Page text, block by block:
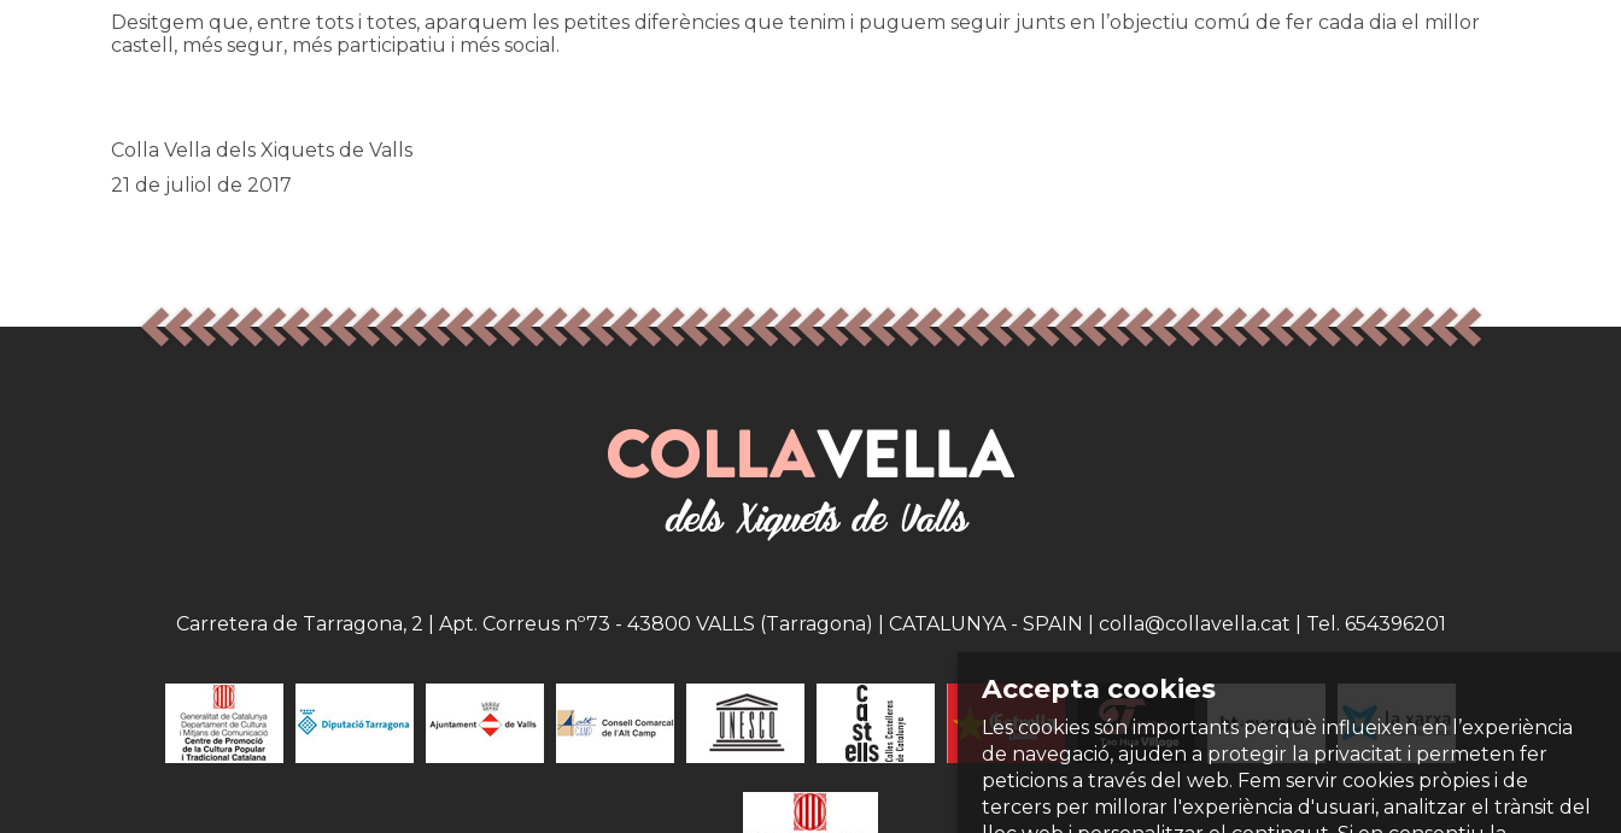
Desitgem que, entre tots i totes, aparquem les petites diferències que tenim i puguem seguir junts en l’objectiu comú de fer cada dia el millor
castell, més segur, més participatiu i més social.
Colla Vella dels Xiquets de Valls
21 de juliol de 2017
Accepta cookies
Les cookies són importants perquè influeixen en l’experiència
de navegació, ajuden a protegir la privacitat i permeten fer
peticions a través del web. Fem servir cookies pròpies i de
tercers per millorar l'experiència d'usuari, analitzar el trànsit del
Carretera de Tarragona, 2 | Apt. Correus nº73 - 43800 VALLS (Tarragona) | CATALUNYA - SPAIN | colla@collavella.cat | Tel. 654396201